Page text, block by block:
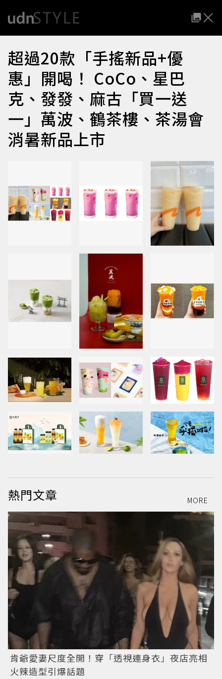
超過20款「手搖新品+優
惠」開喝！ CoCo、星巴
克、發發、麻古「買一送
一」萬波、鶴茶樓、茶湯會
消暑新品上市
熱門文章 MORE
肯爺愛妻尺度全開！穿「透視連身衣」夜店亮相
火辣造型引爆話題